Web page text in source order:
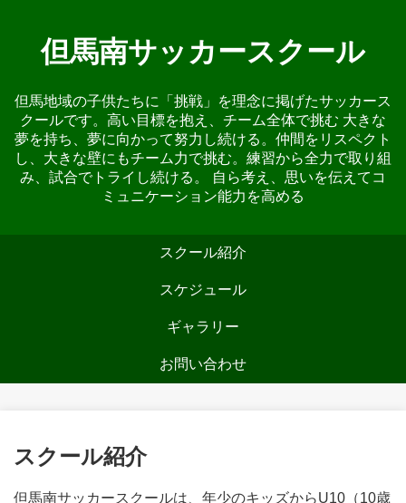
但馬南サッカースクール
但馬地域の子供たちに「挑戦」を理念に掲げたサッカース
クールです。高い目標を抱え、チーム全体で挑む 大きな
夢を持ち、夢に向かって努力し続ける。仲間をリスペクト
し、大きな壁にもチーム力で挑む。練習から全力で取り組
み、試合でトライし続ける。 自ら考え、思いを伝えてコ
ミュニケーション能力を高める
スクール紹介
スケジュール
ギャラリー
お問い合わせ
スクール紹介
但馬南サッカースクールは、年少のキッズからU10（10歳